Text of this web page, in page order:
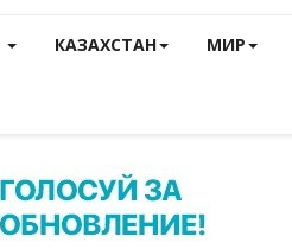
КАЗАХСТАН МИР